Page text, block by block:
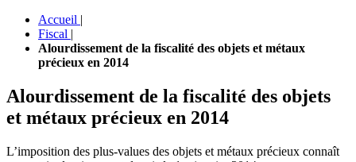
Accueil |
Fiscal |
Alourdissement de la fiscalité des objets et métaux
précieux en 2014
Alourdissement de la fiscalité des objets
et métaux précieux en 2014
L’imposition des plus-values des objets et métaux précieux connaît